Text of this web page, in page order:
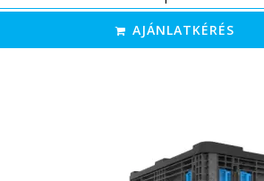
AJÁNLATKÉRÉS